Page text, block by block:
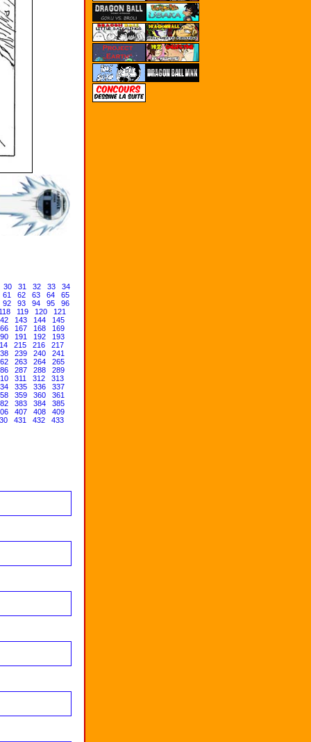
30 31 32 33
34
61 62 63 64
65
92 93 94 95
96
118 119 120
121
143 144
145
167 168
169
191 192
193
215 216
217
239 240
241
263 264
265
287 288
289
311 312
313
335 336
337
359 360
361
383 384
385
407 408
409
431 432
433